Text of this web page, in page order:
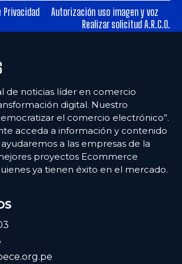
Privacidad
Autorización uso imagen y voz
Realizar solicitud A.R.C.O.
de noticias líder en comercio
digital. Nuestro
el comercio electrónico”.
acceda a información y contenido
a las empresas de la
proyectos Ecommerce
ya tienen éxito en el mercado.